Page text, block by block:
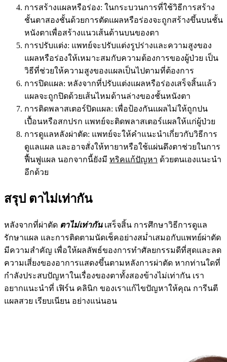
การสร้างแผลหรือร่อง: ในกระบวนการที่ใช้วิธีการสร้าง
ชั้นตาสองชั้นด้วยการตัดแผลหรือร่องจะถูกสร้างขึ้นบนชั้น
หนังตาเพื่อสร้างแนวเส้นด้านบนของตา
การปรับแต่ง: แพทย์จะปรับแต่งรูปร่างและความสูงของ
แผลหรือร่องให้เหมาะสมกับความต้องการของผู้ป่วย เป็น
วิธีที่ช่วยให้ความสูงของแผลเป็นไปตามที่ต้องการ
การปิดแผล: หลังจากที่ปรับแต่งแผลหรือร่องเสร็จสิ้นแล้ว
แผลจะถูกปิดด้วยเส้นไหมด้านล่างของชั้นหนังตา
การติดพลาสเตอร์ปิดแผล: เพื่อป้องกันแผลไม่ให้ถูกปน
เปื้อนหรือสกปรก แพทย์จะติดพลาสเตอร์แผลให้แก่ผู้ป่วย
การดูแลหลังผ่าตัด: แพทย์จะให้คำแนะนำเกี่ยวกับวิธีการ
ดูแลแผล และอาจสั่งให้ทายาหรือใช้แผ่นดึงตาช่วยในการ
ฟื้นฟูแผล นอกจากนี้ยังมี ทริคแก้ปัญหา ด้วยตนเองแนะนำ
อีกด้วย
สรุป ตาไม่เท่ากัน
หลังจากที่ผ่าตัด ตาไม่เท่ากัน เสร็จสิ้น การศึกษาวิธีการดูแล
รักษาแผล และการติดตามนัดเช็คอย่างสม่ำเสมอกับแพทย์ผ่าตัด
มีความสำคัญ เพื่อให้ผลลัพธ์ของการทำศัลยกรรมดีที่สุดและลด
ความเสี่ยงของอาการแสดงขึ้นตามหลังการผ่าตัด หากท่านใดที่
กำลังประสบปัญหาในเรื่องของตาทั้งสองข้างไม่เท่ากัน เรา
อยากแนะนำที่ เฟิร์น คลินิก ของเราแก้ไขปัญหาให้คุณ การีนตี
แผลสวย เรียบเนียน อย่างแน่นอน